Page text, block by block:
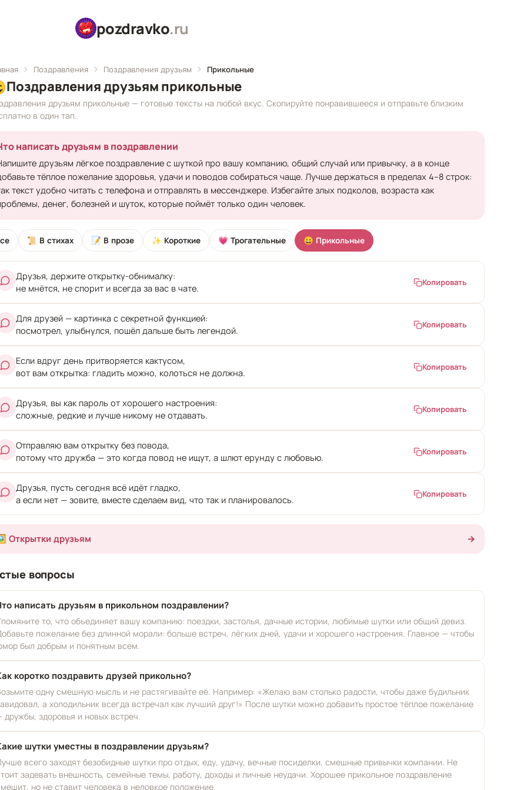
pozdravko.ru
Поздравления Поздравления друзьям Прикольные
Поздравления друзьям прикольные
друзьям прикольные — готовые тексты на любой вкус. Скопируйте понравившееся и отправьте близким
в один тап.
написать друзьям в поздравлении
друзьям лёгкое поздравление с шуткой про вашу компанию, общий случай или привычку, а в конце
тёплое пожелание здоровья, удачи и поводов собираться чаще. Лучше держаться в пределах 4–8 строк:
текст удобно читать с телефона и отправлять в мессенджере. Избегайте злых подколов, возраста как
денег, болезней и шуток, которые поймёт только один человек.
📜 В стихах 📝 В прозе ✨ Короткие 💗 Трогательные 😄 Прикольные
Друзья, держите открытку-обнималку:
не мнётся, не спорит и всегда за вас в чате.
Копировать
Для друзей — картинка с секретной функцией:
посмотрел, улыбнулся, пошёл дальше быть легендой.
Копировать
Если вдруг день притворяется кактусом,
вот вам открытка: гладить можно, колоться не должна.
Копировать
Друзья, вы как пароль от хорошего настроения:
сложные, редкие и лучше никому не отдавать.
Копировать
Отправляю вам открытку без повода,
потому что дружба — это когда повод не ищут, а шлют ерунду с любовью.
Копировать
Друзья, пусть сегодня всё идёт гладко,
а если нет — зовите, вместе сделаем вид, что так и планировалось.
Копировать
Открытки друзьям →
вопросы
написать друзьям в прикольном поздравлении?
то, что объединяет вашу компанию: поездки, застолья, дачные истории, любимые шутки или общий девиз.
пожелание без длинной морали: больше встреч, лёгких дней, удачи и хорошего настроения. Главное — чтобы
был добрым и понятным всем.
коротко поздравить друзей прикольно?
одну смешную мысль и не растягивайте её. Например: «Желаю вам столько радости, чтобы даже будильник
а холодильник всегда встречал как лучший друг!» После шутки можно добавить простое тёплое пожелание
дружбы, здоровья и новых встреч.
шутки уместны в поздравлении друзьям?
всего заходят безобидные шутки про отдых, еду, удачу, вечные посиделки, смешные привычки компании. Не
задевать внешность, семейные темы, работу, доходы и личные неудачи. Хорошее прикольное поздравление
но не ставит человека в неловкое положение.